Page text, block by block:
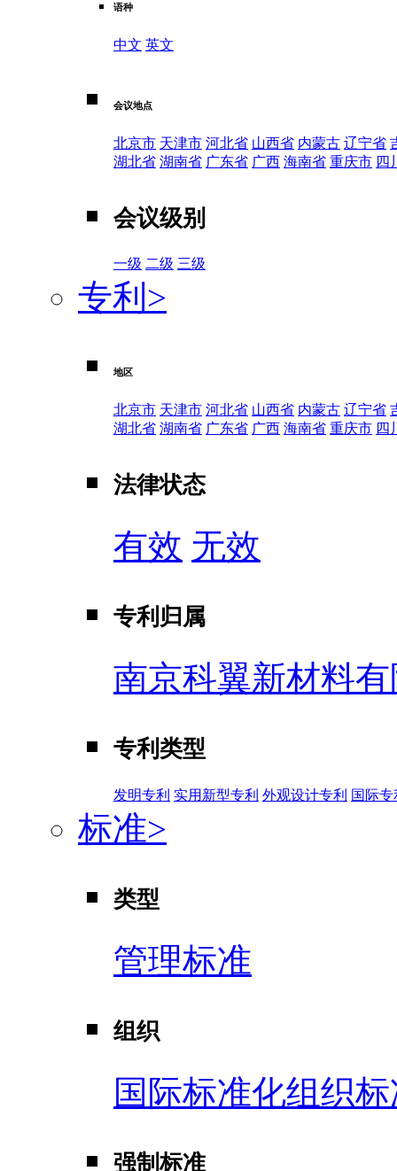
语种
中文 英文
会议地点
北京市 天津市 河北省 山西省 内蒙古 辽宁省
湖北省 湖南省 广东省 广西 海南省 重庆市 四
会议级别
一级 二级 三级
专利 >
地区
北京市 天津市 河北省 山西省 内蒙古 辽宁省
湖北省 湖南省 广东省 广西 海南省 重庆市 四
法律状态
有效 无效
专利归属
南京科翼新材料
专利类型
发明专利 实用新型专利 外观设计专利 国际专
标准>
类型
管理标准
组织
国际标准化组织
强制标准